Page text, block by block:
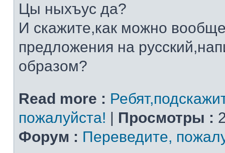
Цы ныхъус да?
И скажите,как можно
предложения на
образом?
Read more :
пожалуйста! | Просмотры :
Форум : Переведите,